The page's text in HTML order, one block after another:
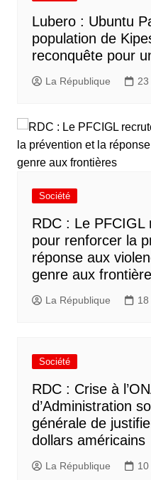
Lubero : Ubuntu
population de
reconquête pour
La République
Société
RDC : Le PFCIGL
pour renforcer la
réponse aux
genre aux
La République
Société
RDC : Crise à
d’Administration
générale de
dollars américains
La République